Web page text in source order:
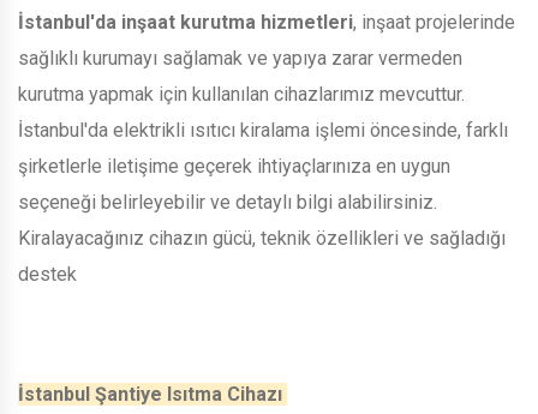
İstanbul'da inşaat kurutma hizmetleri, inşaat projelerinde
sağlıklı kurumayı sağlamak ve yapıya zarar vermeden
kurutma yapmak için kullanılan cihazlarımız mevcuttur.
İstanbul'da elektrikli ısıtıcı kiralama işlemi öncesinde, farklı
şirketlerle iletişime geçerek ihtiyaçlarınıza en uygun
seçeneği belirleyebilir ve detaylı bilgi alabilirsiniz.
Kiralayacağınız cihazın gücü, teknik özellikleri ve sağladığı
destek
İstanbul Şantiye Isıtma Cihazı